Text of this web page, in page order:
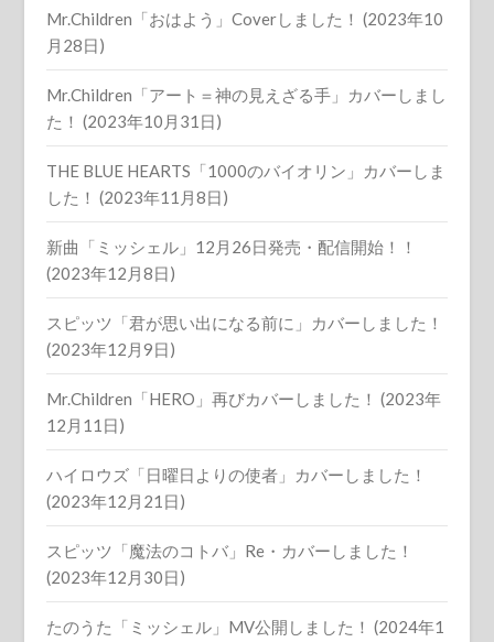
Mr.Children「おはよう」Coverしました！ (2023年10
月28日)
Mr.Children「アート＝神の見えざる手」カバーしまし
た！ (2023年10月31日)
THE BLUE HEARTS「1000のバイオリン」カバーしま
した！ (2023年11月8日)
新曲「ミッシェル」12月26日発売・配信開始！！
(2023年12月8日)
スピッツ「君が思い出になる前に」カバーしました！
(2023年12月9日)
Mr.Children「HERO」再びカバーしました！ (2023年
12月11日)
ハイロウズ「日曜日よりの使者」カバーしました！
(2023年12月21日)
スピッツ「魔法のコトバ」Re・カバーしました！
(2023年12月30日)
たのうた「ミッシェル」MV公開しました！ (2024年1